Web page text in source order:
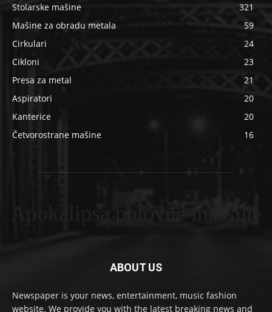
Stolarske mašine
321
Mašine za obradu metala
59
Cirkulari
24
Cikloni
23
Presa za metal
21
Aspiratori
20
Kanterice
20
Četvorostrane mašine
16
Apokalipsa polovne masšine
ABOUT US
Newspaper is your news, entertainment, music fashion
website. We provide you with the latest breaking news and